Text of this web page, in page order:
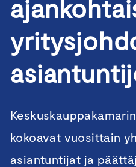
Keskuskauppakamarin
kokoavat vuosittain
asiantuntijat ja